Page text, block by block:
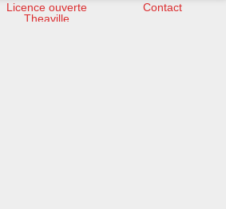
Licence ouverte
Theaville
Contact